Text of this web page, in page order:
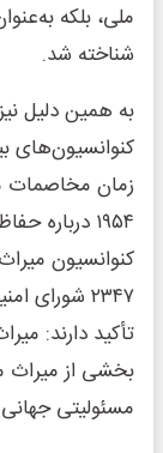
ملی، بلکه
شناخته شد.
به همین دلیل
کنوانسیون‌های
زمان مخاصمات
۱۹۵۴
۲۳۴۷
تأکید دارند:
بخشی از
مسئولیتی